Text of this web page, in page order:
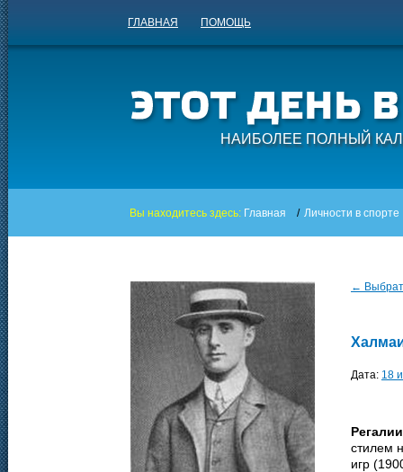
ГЛАВНАЯ ПОМОЩЬ
НАИБОЛЕЕ ПОЛНЫЙ
Вы находитесь здесь: Главная / Личности в спорте
←
Дата: 18
стилем
игр